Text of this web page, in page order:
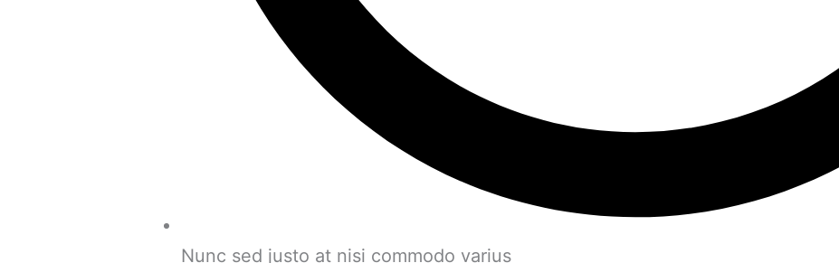
Nunc sed justo at nisi commodo varius